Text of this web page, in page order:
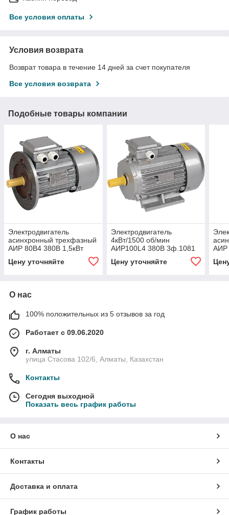
Все условия оплаты
Условия возврата
Возврат товара в течение 14 дней за счет покупателя
Все условия возврата
Подобные товары компании
Электродвигатель
асинхронный трехфазный
АИР 80B4 380В 1,5кВт
1500об/мин 3081 DRIVE
IEK
Цену уточняйте
Электродвигатель
4кВт/1500 об/мин
АИР100L4 380В 3ф.1081
Цену уточняйте
АИР
IEK
О нас
100% положительных из 5 отзывов за год
Работает с 09.06.2020
г. Алматы
улица Стасова 102/6, Алматы, Казахстан
Контакты
Сегодня выходной
Показать весь график работы
О нас
Контакты
Доставка и оплата
График работы